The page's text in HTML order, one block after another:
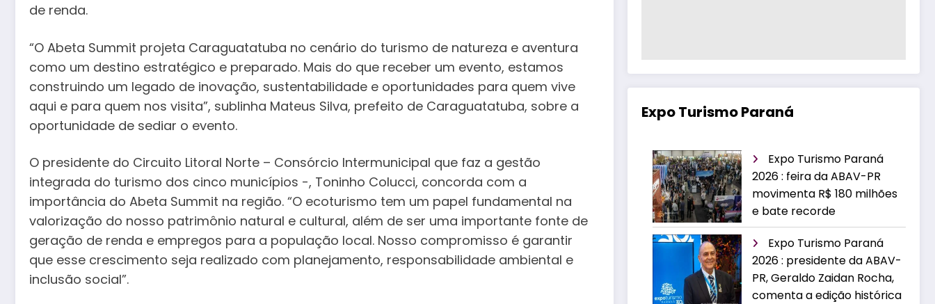
de renda.
“O Abeta Summit projeta Caraguatatuba no cenário do turismo de natureza e aventura
como um destino estratégico e preparado. Mais do que receber um evento, estamos
construindo um legado de inovação, sustentabilidade e oportunidades para quem vive
aqui e para quem nos visita”, sublinha Mateus Silva, prefeito de Caraguatatuba, sobre a
oportunidade de sediar o evento.
O presidente do Circuito Litoral Norte – Consórcio Intermunicipal que faz a gestão
integrada do turismo dos cinco municípios -, Toninho Colucci, concorda com a
importância do Abeta Summit na região. “O ecoturismo tem um papel fundamental na
valorização do nosso patrimônio natural e cultural, além de ser uma importante fonte de
geração de renda e empregos para a população local. Nosso compromisso é garantir
que esse crescimento seja realizado com planejamento, responsabilidade ambiental e
inclusão social”.
Expo Turismo Paraná
Expo Turismo Paraná
2026 : feira da ABAV-PR
movimenta R$ 180 milhões
e bate recorde
Expo Turismo Paraná
2026 : presidente da ABAV-
PR, Geraldo Zaidan Rocha,
comenta a edição histórica